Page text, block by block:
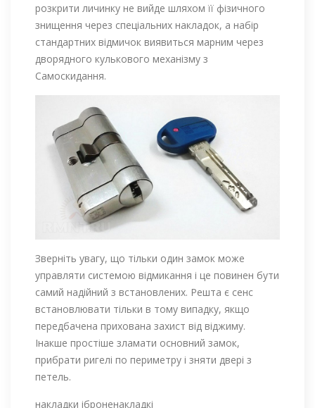
розкрити личинку не вийде шляхом її фізичного
знищення через спеціальних накладок, а набір
стандартних відмичок виявиться марним через
дворядного кулькового механізму з
Самоскидання.
Зверніть увагу, що тільки один замок може
управляти системою відмикання і це повинен бути
самий надійний з встановлених. Решта є сенс
встановлювати тільки в тому випадку, якщо
передбачена прихована захист від віджиму.
Інакше простіше зламати основний замок,
прибрати ригелі по периметру і зняти двері з
петель.
накладки іброненакладкі